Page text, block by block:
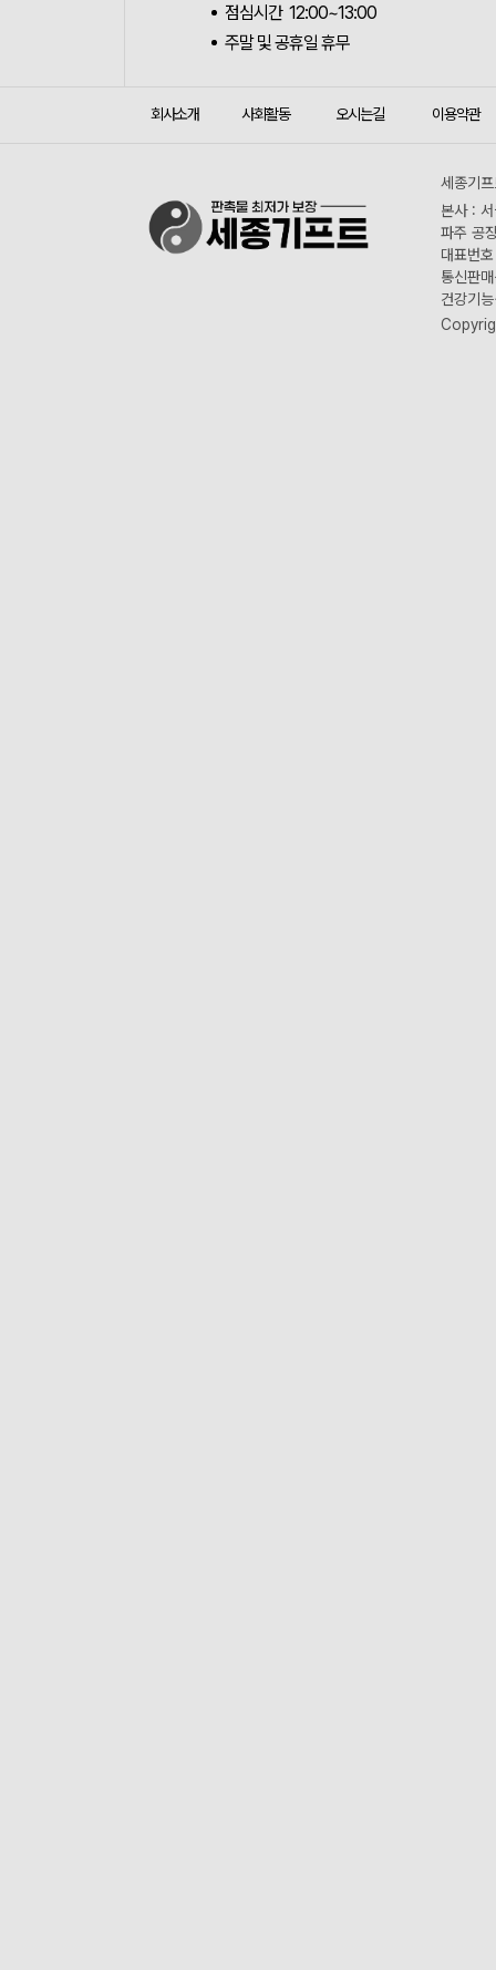
점심시간 12:00~13:00
주말 및 공휴일 휴무
회사소개 사회활동 오시는길 이용약관
세종기
본사 :
파주 공
대표번
통신판
건강기